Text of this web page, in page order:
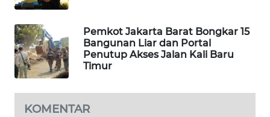
Pemkot Jakarta Barat Bongkar 15
Bangunan Liar dan Portal
Penutup Akses Jalan Kali Baru
Timur
KOMENTAR
MEDAN
METRO
JAKARTA
NEWS
KRT